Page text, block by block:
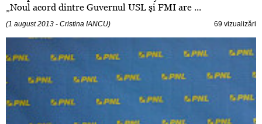
„Noul acord dintre Guvernul USL şi FMI are ...
(1 august 2013 - Cristina IANCU) 69 vizualizări